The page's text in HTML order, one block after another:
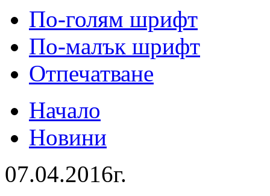
По-голям шрифт
По-малък шрифт
Отпечатване
Начало
Новини
07.04.2016г.